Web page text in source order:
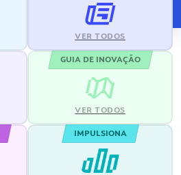
VER TODOS
GUIA DE INOVAÇÃO
VER TODOS
IMPULSIONA